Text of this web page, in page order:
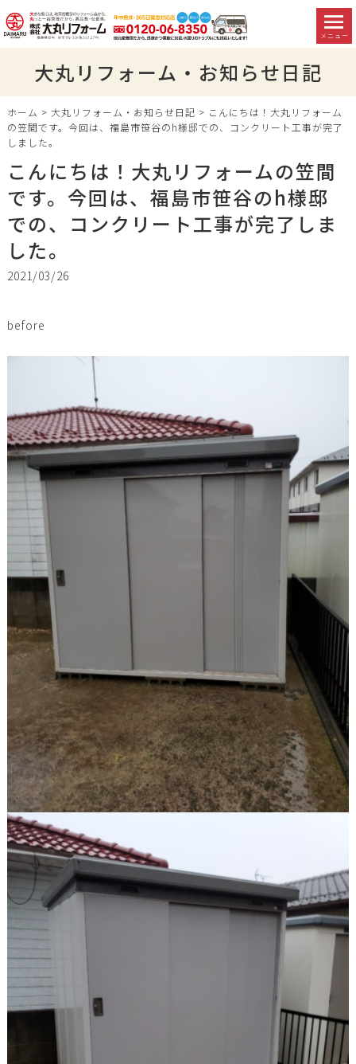
メニュー
大丸リフォーム・お知らせ日記
ホーム > 大丸リフォーム・お知らせ日記 > こんにちは！大丸リフォーム
の笠間です。今回は、福島市笹谷のh様邸での、コンクリート工事が完了
しました。
こんにちは！大丸リフォームの笠間
です。今回は、福島市笹谷のh様邸
での、コンクリート工事が完了しま
した。
2021/03/26
before